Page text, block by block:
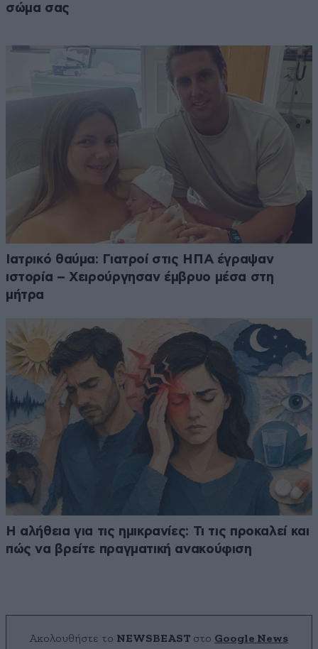
σώμα σας
Ιατρικό θαύμα: Γιατροί στις ΗΠΑ έγραψαν
ιστορία – Χειρούργησαν έμβρυο μέσα στη
μήτρα
Η αλήθεια για τις ημικρανίες: Τι τις προκαλεί και
πώς να βρείτε πραγματική ανακούφιση
Ακολουθήστε το NEWSBEAST στο Google News